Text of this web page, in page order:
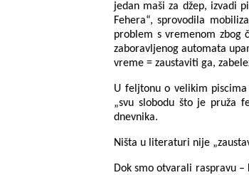
jedan maši za džep, izvadi
Fehera“, sprovodila
problem s vremenom zbog
zaboravljenog automata
vreme = zaustaviti ga,
U feljtonu o velikim
„svu slobodu što je pruža
dnevnika.
Ništa u literaturi nije
Dok smo otvarali raspravu –